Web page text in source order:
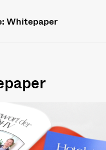
Whitepaper